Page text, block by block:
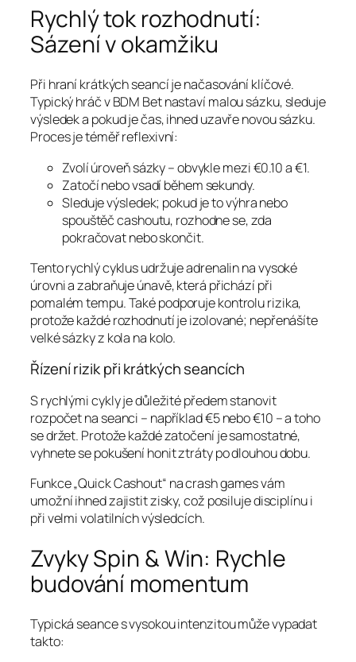
Rychlý tok rozhodnutí:
Sázení v okamžiku
Při hraní krátkých seancí je načasování klíčové.
Typický hráč v BDM Bet nastaví malou sázku, sleduje
výsledek a pokud je čas, ihned uzavře novou sázku.
Proces je téměř reflexivní:
Zvolí úroveň sázky – obvykle mezi €0.10 a €1.
Zatočí nebo vsadí během sekundy.
Sleduje výsledek; pokud je to výhra nebo
spouštěč cashoutu, rozhodne se, zda
pokračovat nebo skončit.
Tento rychlý cyklus udržuje adrenalin na vysoké
úrovni a zabraňuje únavě, která přichází při
pomalém tempu. Také podporuje kontrolu rizika,
protože každé rozhodnutí je izolované; nepřenášíte
velké sázky z kola na kolo.
Řízení rizik při krátkých seancích
S rychlými cykly je důležité předem stanovit
rozpočet na seanci – například €5 nebo €10 – a toho
se držet. Protože každé zatočení je samostatné,
vyhnete se pokušení honit ztráty po dlouhou dobu.
Funkce „Quick Cashout“ na crash games vám
umožní ihned zajistit zisky, což posiluje disciplínu i
při velmi volatilních výsledcích.
Zvyky Spin & Win: Rychle
budování momentum
Typická seance s vysokou intenzitou může vypadat
takto: